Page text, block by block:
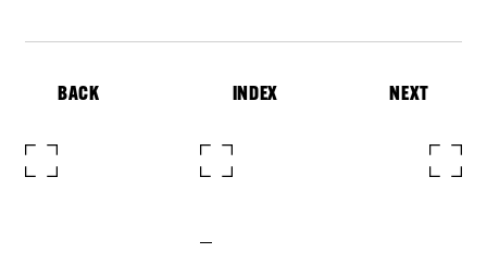
BACK INDEX NEXT